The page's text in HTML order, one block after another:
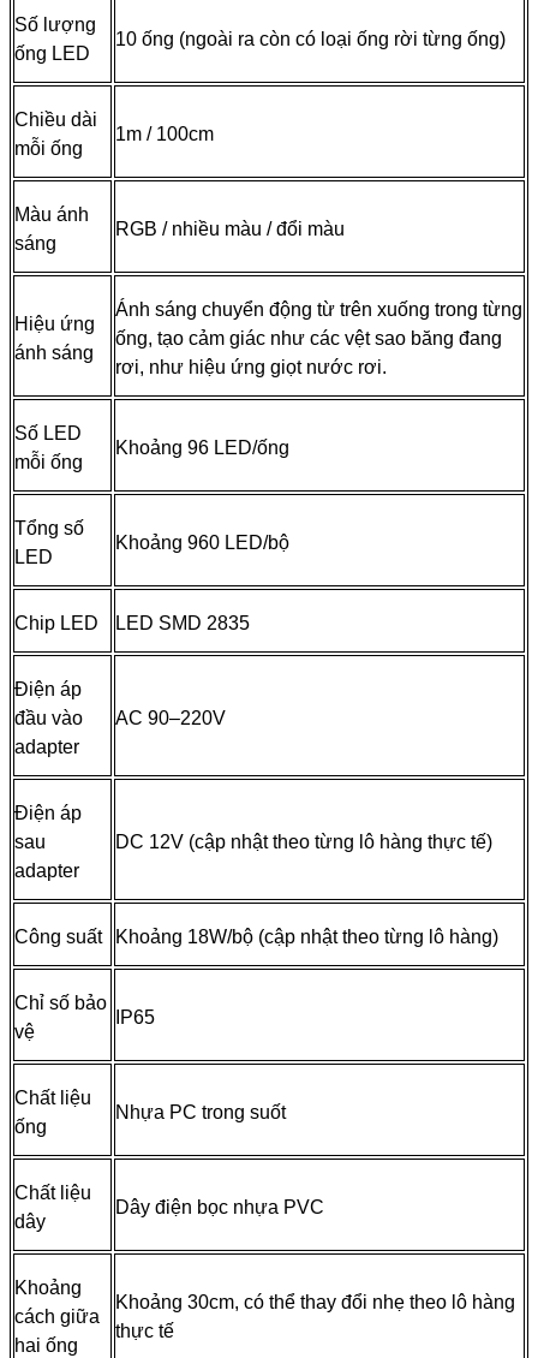
Số lượng
ống LED
10 ống (ngoài ra còn có loại ống rời từng ống)
Chiều dài
mỗi ống
1m / 100cm
Màu ánh
sáng
RGB / nhiều màu / đổi màu
Hiệu ứng
ánh sáng
Ánh sáng chuyển động từ trên xuống trong từng
ống, tạo cảm giác như các vệt sao băng đang
rơi, như hiệu ứng giọt nước rơi.
Số LED
mỗi ống
Khoảng 96 LED/ống
Tổng số
LED
Khoảng 960 LED/bộ
Chip LED LED SMD 2835
Điện áp
đầu vào
adapter
AC 90–220V
Điện áp
sau
adapter
DC 12V (cập nhật theo từng lô hàng thực tế)
Công suất Khoảng 18W/bộ (cập nhật theo từng lô hàng)
Chỉ số bảo
vệ
IP65
Chất liệu
ống
Nhựa PC trong suốt
Chất liệu
dây
Dây điện bọc nhựa PVC
Khoảng
cách giữa
hai ống
Khoảng 30cm, có thể thay đổi nhẹ theo lô hàng
thực tế